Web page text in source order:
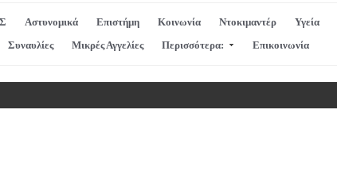
Αστυνομικά Επιστήμη Κοινωνία Ντοκιμαντέρ Υγεία
Συναυλίες
Μικρές Αγγελίες Περισσότερα: Επικοινωνία